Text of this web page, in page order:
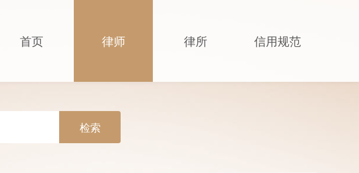
首页 律师 律所 信用规范
检索